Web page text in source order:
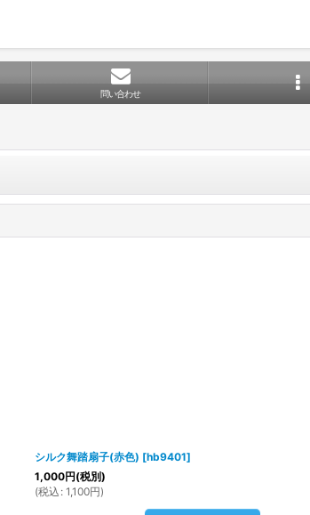
問い合わせ
シルク舞踏扇子(赤色) [hb9401]
1,000円(税別)
(税込 : 1,100円)